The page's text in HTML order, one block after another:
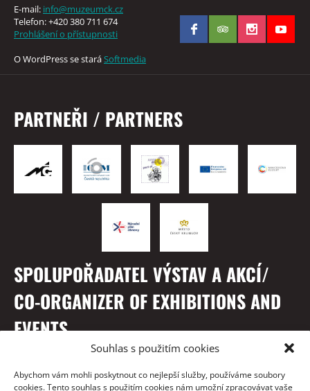
Souhlas s použitím cookies
Abychom vám mohli poskytnout co nejlepší služby, používáme soubory
cookies. Tento souhlas s použitím cookies nám umožní zpracovávat vaše
E-mail: info@muzeumck.cz
Telefon: +420 380 711 674
Prohlášení o přístupnosti
O WordPress se staráSoftmedia
PARTNEŘI / PARTNERS
SPOLUPOŘADATEL VÝSTAV A AKCÍ/
CO-ORGANIZER OF EXHIBITIONS AND
EVENTS